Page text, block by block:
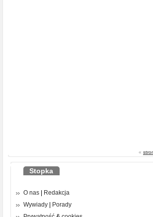
«
Stopka
O nas
Redakcja
Wywiady
Porady